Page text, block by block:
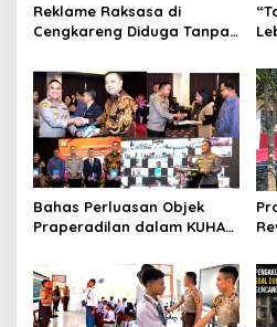
Reklame Raksasa di
Cengkareng Diduga Tanpa
Dokumen Diragukan,
Identitas Petugas Tak
Dikenali
Bahas Perluasan Objek
Praperadilan dalam KUHAP
Jaya Buka Seminar Hukum